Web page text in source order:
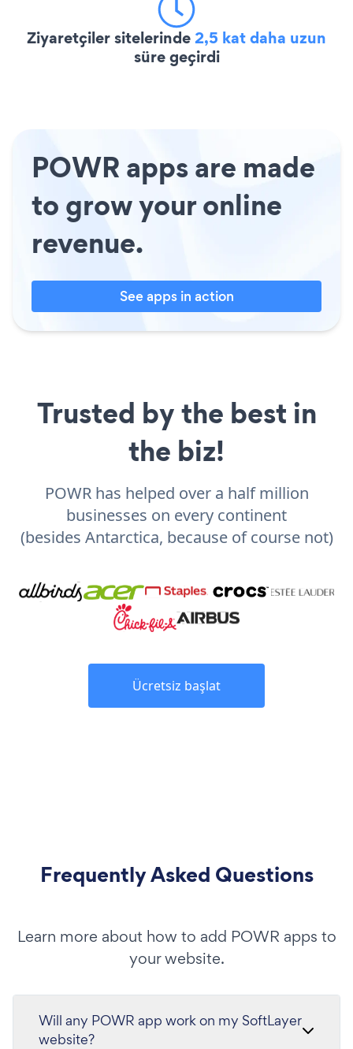
Ziyaretçiler sitelerinde2,5 kat daha uzun
süre geçirdi
POWR apps are made
to grow your online
revenue.
See apps in action
Trusted by the best in
the biz!
POWR has helped over a half million
businesses on every continent
(besides Antarctica, because of course not)
Ücretsiz başlat
Frequently Asked Questions
Learn more about how to add POWR apps to
your website.
Will any POWR app work on my SoftLayer
website?